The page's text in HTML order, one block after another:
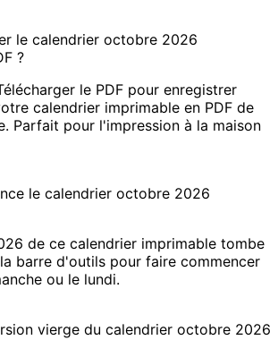
le calendrier octobre 2026
?
le PDF pour enregistrer
calendrier imprimable en PDF de
Parfait pour l'impression à la maison
le calendrier octobre 2026
de ce calendrier imprimable tombe
barre d'outils pour faire commencer
ou le lundi.
vierge du calendrier octobre 2026